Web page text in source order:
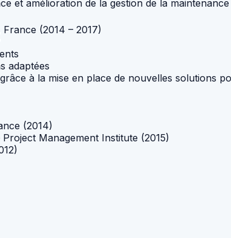
et amélioration de la gestion de la
(2014 – 2017)
adaptées
à la mise en place de nouvelles solutions
(2014)
Project Management Institute (2015)